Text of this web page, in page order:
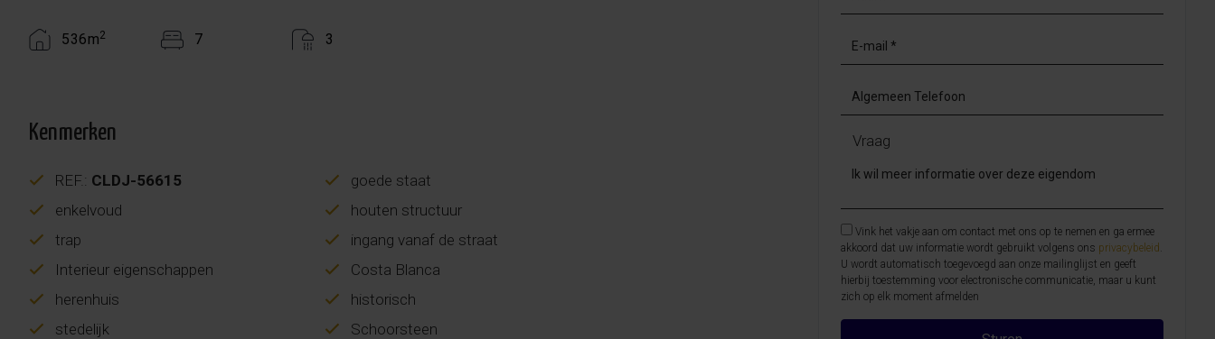
536m2 7 3
Kenmerken
REF.: CLDJ-56615
goede staat
enkelvoud
houten structuur
trap
ingang vanaf de straat
Interieur eigenschappen
Costa Blanca
herenhuis
historisch
stedelijk
Schoorsteen
Vraag
Vink het vakje aan om contact met ons op te nemen en ga ermee
akkoord dat uw informatie wordt gebruikt volgens ons privacybeleid
U wordt automatisch toegevoegd aan onze mailinglijst en geeft
hierbij toestemming voor electronische communicatie, maar u kunt
zich op elk moment afmelden